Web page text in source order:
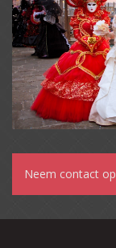
Neem contact op